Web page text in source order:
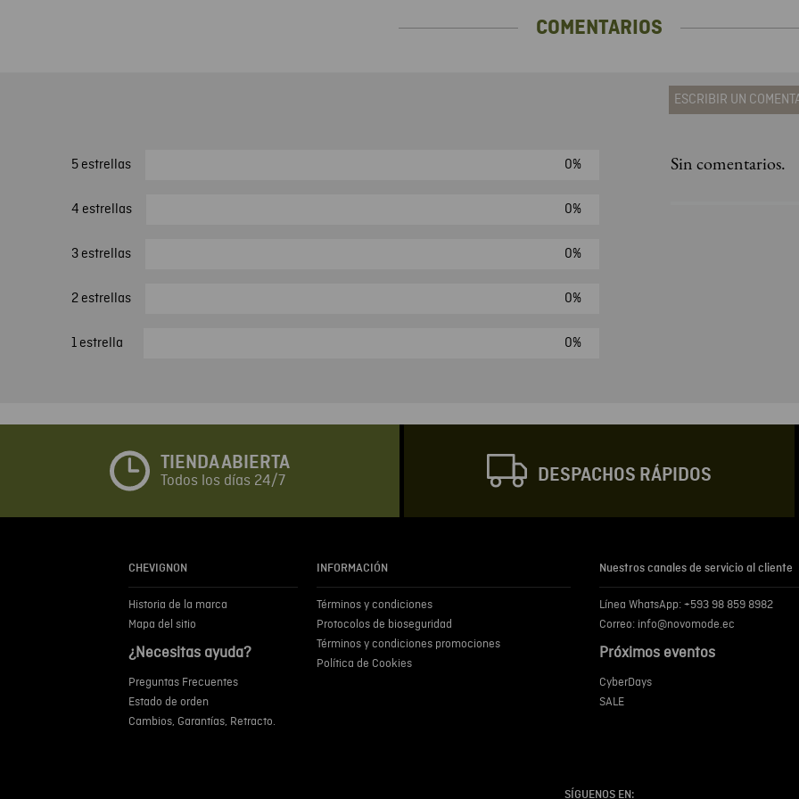
COMENTARIOS
5 estrellas 0%
4 estrellas 0%
3 estrellas 0%
2 estrellas 0%
1 estrella 0%
ESCRIBIR UN
Agregar
Escribir comentario
Sin comentarios.
TIENDA ABIERTA
Todos los días 24/7 DESPACHOS RÁPIDOS
CHEVIGNON
Historia de la marca
Mapa del sitio
¿Necesitas ayuda?
Preguntas Frecuentes
Estado de orden
Cambios, Garantías, Retracto.
INFORMACIÓN
Términos y condiciones
Protocolos de bioseguridad
Términos y condiciones promociones
Política de Cookies
Nuestros canales de servicio al cliente
Línea WhatsApp: +593 98 859 8982
Correo: info@novomode.ec
Próximos eventos
CyberDays
SALE
SÍGUENOS EN: